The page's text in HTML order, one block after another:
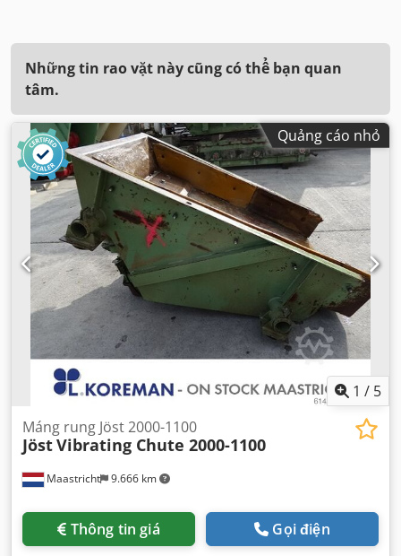
Những tin rao vặt này cũng có thể bạn quan
tâm.
Quảng cáo nhỏ
1 / 5
Maastricht 9.666 km
Máng rung Jöst 2000-1100
JöstVibrating Chute 2000-1100
Thông tin giá Gọi điện